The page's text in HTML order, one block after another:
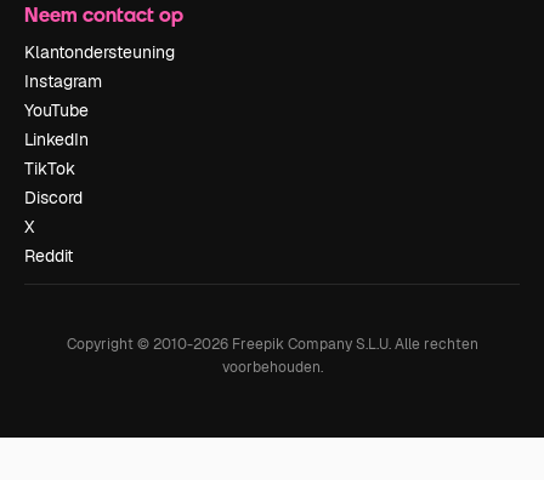
Neem contact op
Klantondersteuning
Instagram
YouTube
LinkedIn
TikTok
Discord
X
Reddit
Copyright © 2010-2026Freepik Company S.L.U. Alle rechten
voorbehouden.